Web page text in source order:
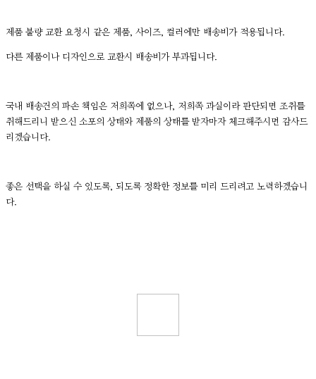
제품 불량 교환 요청시 같은 제품, 사이즈, 컬러에만 배송비가 적용됩니다.
다른 제품이나 디자인으로 교환시 배송비가 부과됩니다.
국내 배송건의 파손 책임은 저희쪽에 없으나, 저희쪽 과실이라 판단되면 조취를
취해드리니 받으신 소포의 상태와 제품의 상태를 받자마자 체크해주시면 감사드
리겠습니다.
좋은 선택을 하실 수 있도록, 되도록 정확한 정보를 미리 드리려고 노력하겠습니
다.